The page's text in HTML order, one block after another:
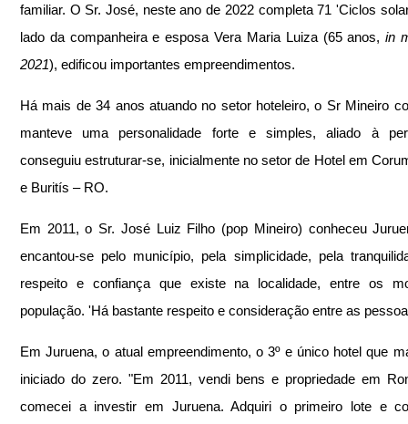
familiar. O Sr. José, neste ano de 2022 completa 71 'Ciclos
lado da companheira e esposa Vera Maria Luiza (65 anos, in
2021), edificou importantes empreendimentos.
Há mais de 34 anos atuando no setor hoteleiro, o Sr Mineiro
manteve uma personalidade forte e simples, aliado à
conseguiu estruturar-se, inicialmente no setor de Hotel em
e Buritís – RO.
Em 2011, o Sr. José Luiz Filho (pop Mineiro) conheceu
encantou-se pelo município, pela simplicidade, pela
respeito e confiança que existe na localidade, entre os
população. 'Há bastante respeito e consideração entre as
Em Juruena, o atual empreendimento, o 3º e único hotel que
iniciado do zero. "Em 2011, vendi bens e propriedade em
comecei a investir em Juruena. Adquiri o primeiro lote e